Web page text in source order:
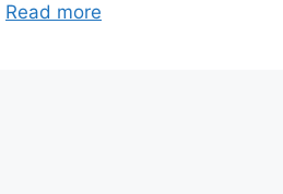
Read more